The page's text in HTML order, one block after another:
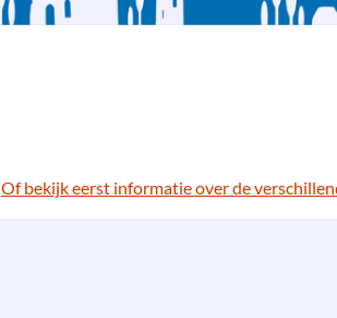
Of bekijk eerst informatie over de